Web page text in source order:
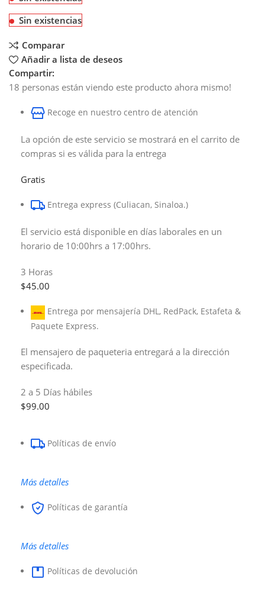
Sin existencias
Comparar
Añadir a lista de deseos
Compartir:
18 personas están viendo este producto ahora mismo!
Recoge en nuestro centro de atención
La opción de este servicio se mostrará en el carrito de
compras si es válida para la entrega
Gratis
Entrega express (Culiacan, Sinaloa.)
El servicio está disponible en días laborales en un
horario de 10:00hrs a 17:00hrs.
3 Horas
$45.00
Entrega por mensajería DHL, RedPack, Estafeta &
Paquete Express.
El mensajero de paqueteria entregará a la dirección
especificada.
2 a 5 Días hábiles
$99.00
Políticas de envío
Más detalles
Políticas de garantía
Más detalles
Políticas de devolución